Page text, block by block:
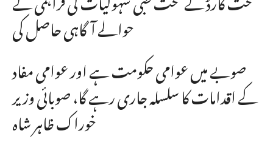
حوالے آگاہی حاصل کی
صوبے میں عوامی حکومت ہے اور عوامی مفاد
کے اقدامات کا سلسلہ جاری رہے گا، صوبائی وزیر
خوراک ظاہر شاہ